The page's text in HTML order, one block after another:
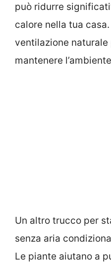
può ridurre
calore nella tua
ventilazione
mantenere
Un altro trucco per
senza aria
Le piante aiutano a